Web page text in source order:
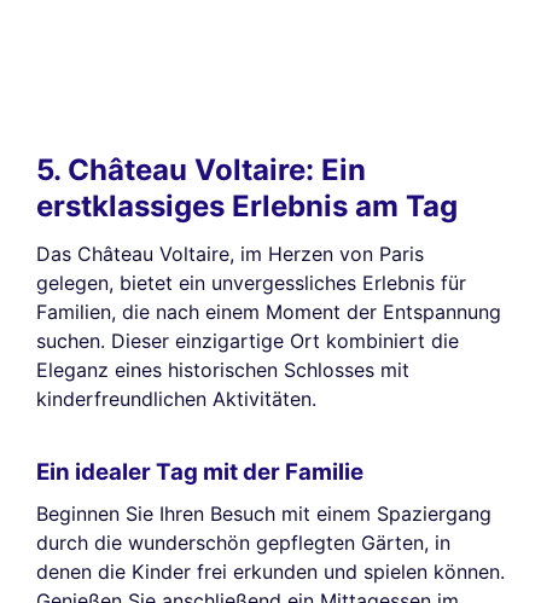
5. Château Voltaire: Ein
erstklassiges Erlebnis am Tag
Das Château Voltaire, im Herzen von Paris
gelegen, bietet ein unvergessliches Erlebnis für
Familien, die nach einem Moment der Entspannung
suchen. Dieser einzigartige Ort kombiniert die
Eleganz eines historischen Schlosses mit
kinderfreundlichen Aktivitäten.
Ein idealer Tag mit der Familie
Beginnen Sie Ihren Besuch mit einem Spaziergang
durch die wunderschön gepflegten Gärten, in
denen die Kinder frei erkunden und spielen können.